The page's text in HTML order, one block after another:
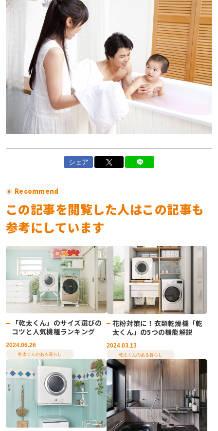
シェア
Recommend
この記事を閲覧した人はこの記事も
参考にしています
「乾太くん」のサイズ選びの
コツと人気機種ランキング
2024.06.26
乾太くんのある暮らし
花粉対策に！衣類乾燥機「乾
太くん」の5つの機能解説
2024.03.13
乾太くんのある暮らし